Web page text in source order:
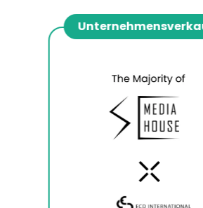
Unternehmensverkauf